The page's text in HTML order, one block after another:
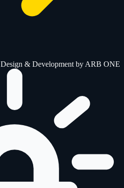
Design & Development by ARB ONE